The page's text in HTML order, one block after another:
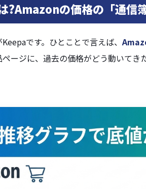
?Amazonの価格の「通信簿
です。ひとことで言えば、
ページに、過去の価格がどう動いてき